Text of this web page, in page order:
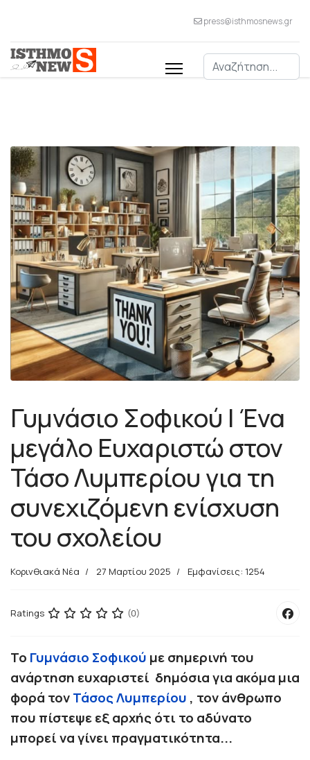
press@isthmosnews.gr
Αναζήτηση
Γυμνάσιο Σοφικού | Ένα
μεγάλο Ευχαριστώ στον
Τάσο Λυμπερίου για τη
συνεχιζόμενη ενίσχυση
του σχολείου
Κορινθιακά Νέα 27 Μαρτίου 2025 Εμφανίσεις: 1254
Ratings (0)
Το Γυμνάσιο Σοφικού με σημερινή του
ανάρτηση ευχαριστεί δημόσια για ακόμα μια
φορά τονΤάσος Λυμπερίου , τον άνθρωπο
που πίστεψε εξ αρχής ότι το αδύνατο
μπορεί να γίνει πραγματικότητα...